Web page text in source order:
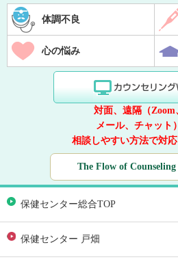
体調不良
心の悩み
対面、遠隔（Zoom
メール、チャット
相談しやすい方法で対応
The Flow of Counseling
保健センター総合TOP
保健センター 戸畑